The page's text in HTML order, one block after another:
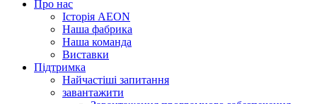
Про нас
Історія AEON
Наша фабрика
Наша команда
Виставки
Підтримка
Найчастіші запитання
завантажити